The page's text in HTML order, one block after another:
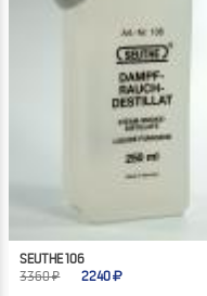
SEUTHE 106
3360 ₽
2240